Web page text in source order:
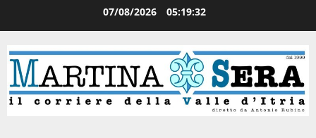
07/08/2026 05:19:33